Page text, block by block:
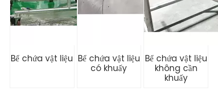
Bể chứa vật liệu Bể chứa vật liệu
có khuấy
Bể chứa vật liệu
không cần
khuấy